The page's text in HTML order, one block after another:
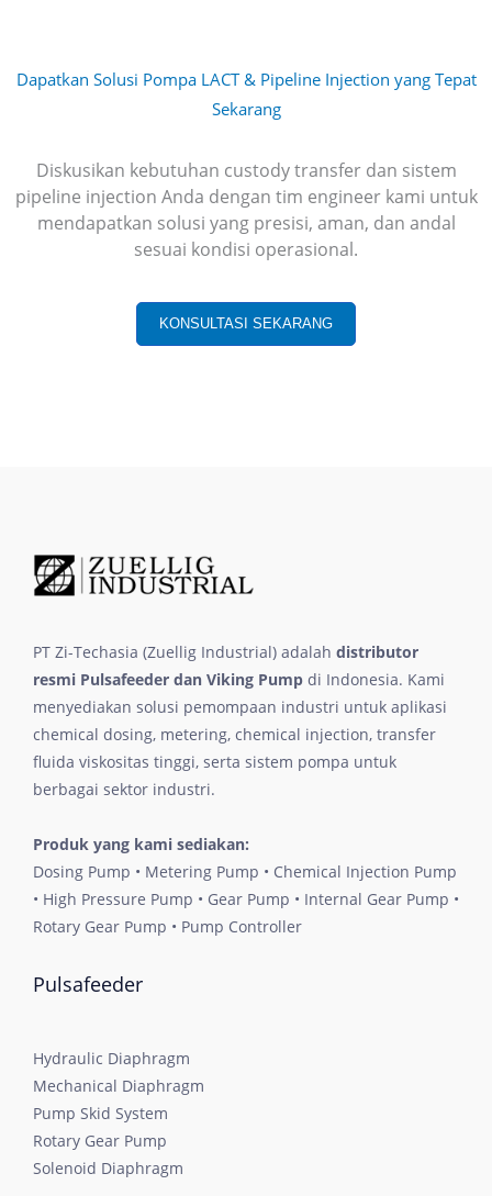
Dapatkan Solusi Pompa LACT & Pipeline Injection yang Tepat
Sekarang
Diskusikan kebutuhan custody transfer dan sistem
pipeline injection Anda dengan tim engineer kami untuk
mendapatkan solusi yang presisi, aman, dan andal
sesuai kondisi operasional.
KONSULTASI SEKARANG
PT Zi-Techasia (Zuellig Industrial) adalah distributor
resmi Pulsafeeder dan Viking Pump di Indonesia. Kami
menyediakan solusi pemompaan industri untuk aplikasi
chemical dosing, metering, chemical injection, transfer
fluida viskositas tinggi, serta sistem pompa untuk
berbagai sektor industri.
Produk yang kami sediakan:
Dosing Pump • Metering Pump • Chemical Injection Pump
• High Pressure Pump • Gear Pump • Internal Gear Pump •
Rotary Gear Pump • Pump Controller
Pulsafeeder
Hydraulic Diaphragm
Mechanical Diaphragm
Pump Skid System
Rotary Gear Pump
Solenoid Diaphragm